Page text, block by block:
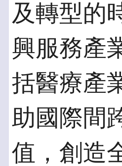
及轉型的
興服務產
括醫療產
助國際間
值，創造